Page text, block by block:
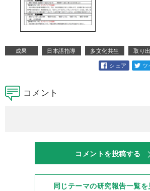
成果 日本語指導 多文化共生 取り
シェア
ツ
コメント
コメントを投稿する
同じテーマの研究報告一覧を